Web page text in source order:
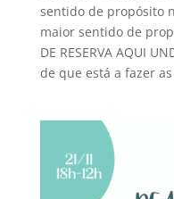
sentido de propósito
maior sentido de
DE RESERVA AQUI
de que está a fazer